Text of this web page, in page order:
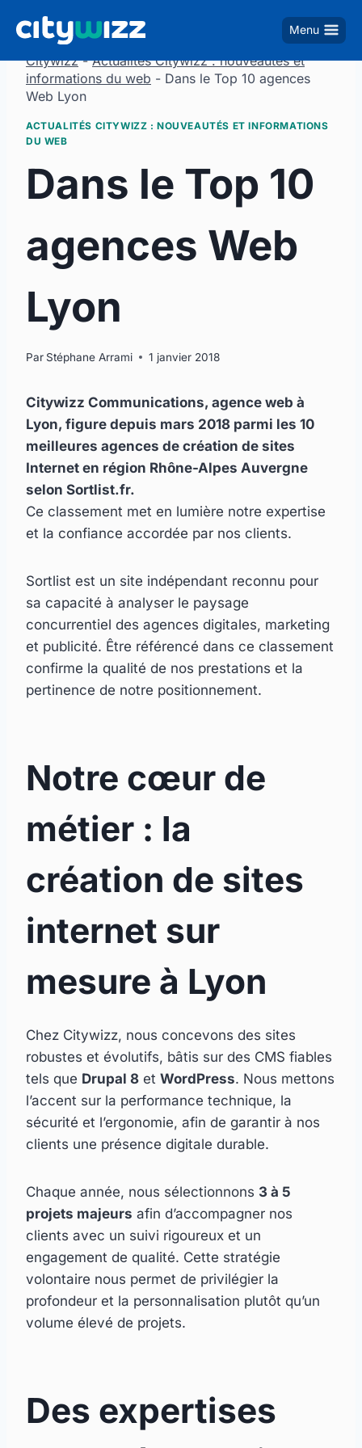
Menu
Citywizz-Actualités Citywizz : nouveautés et
informations du web - Dans le Top 10 agences
Web Lyon
ACTUALITÉS CITYWIZZ : NOUVEAUTÉS ET INFORMATIONS
DU WEB
Dans le Top 10
agences Web
Lyon
Par Stéphane Arrami 1 janvier 2018
Citywizz Communications, agence web à
Lyon, figure depuis mars 2018 parmi les 10
meilleures agences de création de sites
Internet en région Rhône-Alpes Auvergne
selon Sortlist.fr.
Ce classement met en lumière notre expertise
et la confiance accordée par nos clients.
Sortlist est un site indépendant reconnu pour
sa capacité à analyser le paysage
concurrentiel des agences digitales, marketing
et publicité. Être référencé dans ce classement
confirme la qualité de nos prestations et la
pertinence de notre positionnement.
Notre cœur de
métier : la
création de sites
internet sur
mesure à Lyon
Chez Citywizz, nous concevons des sites
robustes et évolutifs, bâtis sur des CMS fiables
tels que Drupal 8 et WordPress. Nous mettons
l’accent sur la performance technique, la
sécurité et l’ergonomie, afin de garantir à nos
clients une présence digitale durable.
Chaque année, nous sélectionnons 3 à 5
projets majeurs afin d’accompagner nos
clients avec un suivi rigoureux et un
engagement de qualité. Cette stratégie
volontaire nous permet de privilégier la
profondeur et la personnalisation plutôt qu’un
volume élevé de projets.
Des expertises